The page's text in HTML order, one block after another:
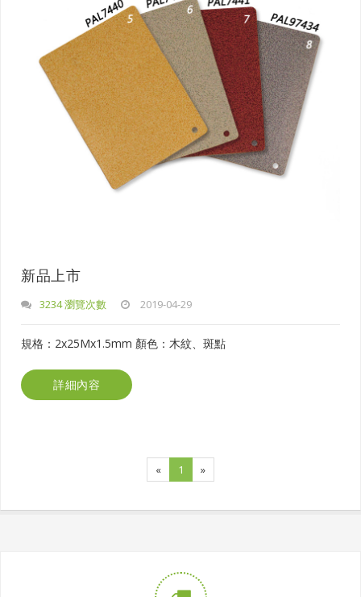
新品上市
3234 瀏覽次數 2019-04-29
規格：2x25Mx1.5mm 顏色：木紋、斑點
詳細內容
« 1 »